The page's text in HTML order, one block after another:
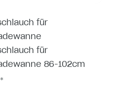
für
für
86-102cm